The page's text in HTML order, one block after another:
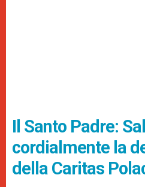
Il Santo Padre:
cordialmente la
della Caritas